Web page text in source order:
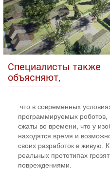
Специалисты также
объясняют,
что в современных
программируемых роботов,
сжаты во времени, что у
находятся время и
своих разработок в живую.
реальных прототипах
повреждениями.